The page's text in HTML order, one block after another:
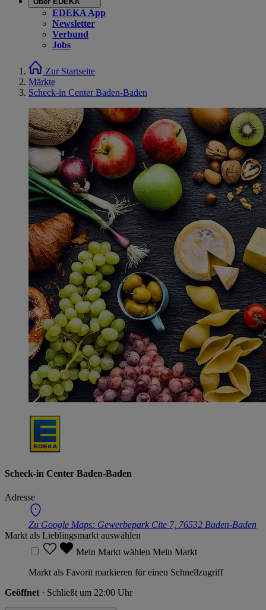
EDEKA App
Newsletter
Verbund
Jobs
Zur Startseite
Märkte
Scheck-in Center Baden-Baden
Scheck-in Center Baden-Baden
Adresse
Zu Google Maps: Gewerbepark Cite 7, 76532 Baden-Baden
Markt als Lieblingsmarkt auswählen
Mein Markt wählen Mein Markt
Markt als Favorit markieren für einen Schnellzugriff
Geöffnet · Schließt um 22:00 Uhr